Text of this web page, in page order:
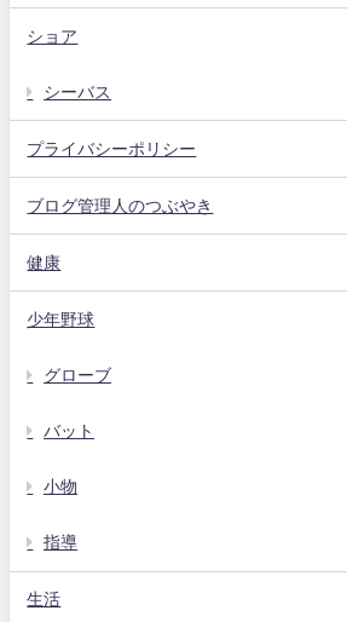
ショア
シーバス
プライバシーポリシー
ブログ管理人のつぶやき
健康
少年野球
グローブ
バット
小物
指導
生活